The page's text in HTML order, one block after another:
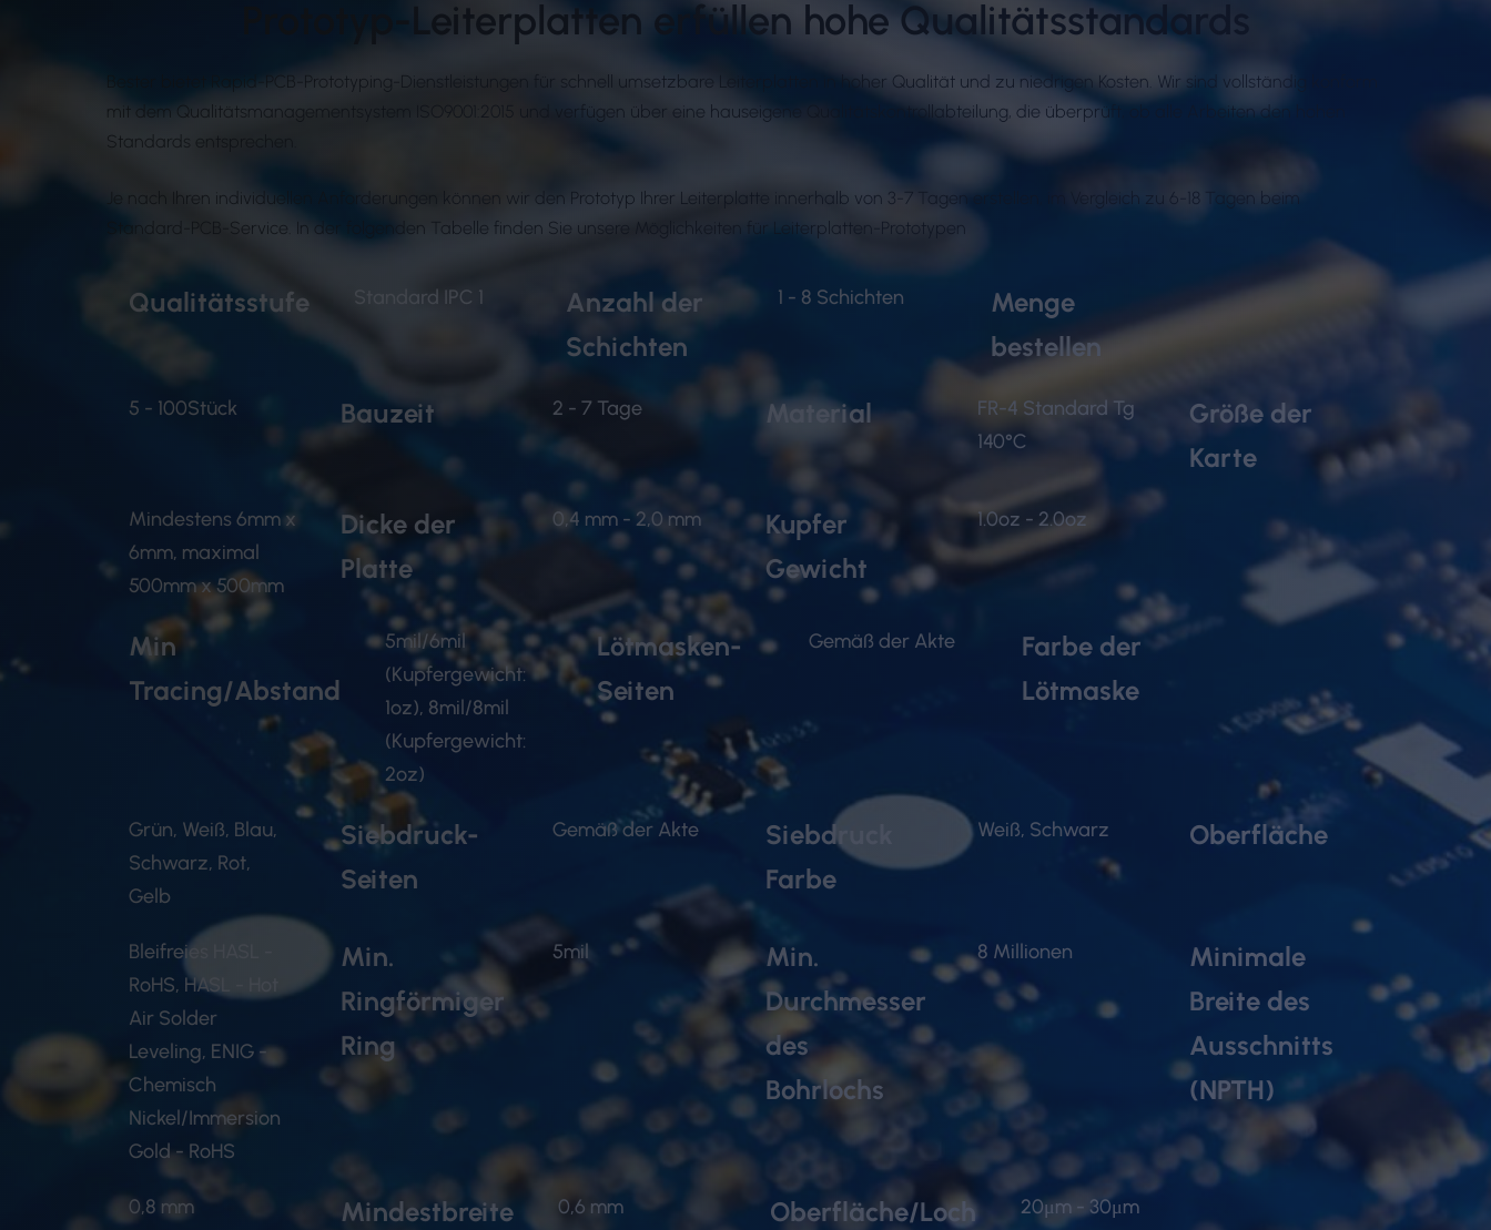
Prototyp-Leiterplatten erfüllen hohe Qualitätsstandards
Bester bietet Rapid-PCB-Prototyping-Dienstleistungen für schnell umsetzbare Leiterplatten in hoher Qualität und zu niedrigen Kosten. Wir sind vollständig konform
mit dem Qualitätsmanagementsystem ISO9001:2015 und verfügen über eine hauseigene Qualitätskontrollabteilung, die überprüft, ob alle Arbeiten den hohen
Standards entsprechen.
Je nach Ihren individuellen Anforderungen können wir den Prototyp Ihrer Leiterplatte innerhalb von 3-7 Tagen erstellen, im Vergleich zu 6-18 Tagen beim
Standard-PCB-Service. In der folgenden Tabelle finden Sie unsere Möglichkeiten für Leiterplatten-Prototypen
Qualitätsstufe Standard IPC 1
Anzahl der
Schichten
1 - 8 Schichten
Menge
bestellen
5 - 100Stück Bauzeit 2 - 7 Tage Material
FR-4 Standard Tg
140°C
Größe der
Karte
Mindestens 6mm x
6mm, maximal
500mm x 500mm
Dicke der
Platte
0,4 mm - 2,0 mm
Kupfer
Gewicht
1.0oz - 2.0oz
Min
Tracing/Abstand
5mil/6mil
(Kupfergewicht:
1oz), 8mil/8mil
(Kupfergewicht:
2oz)
Lötmasken-
Seiten
Gemäß der Akte
Farbe der
Lötmaske
Grün, Weiß, Blau,
Schwarz, Rot,
Gelb
Siebdruck-
Seiten
Gemäß der Akte
Siebdruck
Farbe
Weiß, Schwarz Oberfläche
Bleifreies HASL -
RoHS, HASL - Hot
Air Solder
Leveling, ENIG -
Chemisch
Nickel/Immersion
Gold - RoHS
Min.
Ringförmiger
Ring
5mil
Min.
Durchmesser
des
Bohrlochs
8 Millionen
Minimale
Breite des
Ausschnitts
(NPTH)
0,8 mm
Mindestbreite
0,6 mm
Oberfläche/Loch
20μm - 30μm